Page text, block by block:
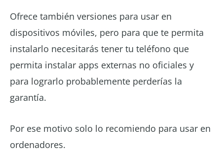
Ofrece también versiones para usar en
dispositivos móviles, pero para que te permita
instalarlo necesitarás tener tu teléfono que
permita instalar apps externas no oficiales y
para lograrlo probablemente perderías la
garantía.
Por ese motivo solo lo recomiendo para usar en
ordenadores.